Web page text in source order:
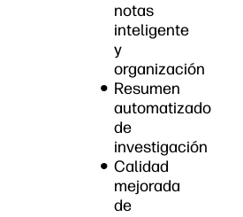
notas
inteligente
y
organización
Resumen
automatizado
de
investigación
Calidad
mejorada
de